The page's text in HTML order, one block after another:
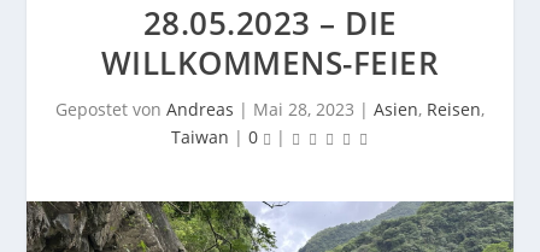
28.05.2023 – DIE
WILLKOMMENS-FEIER
Gepostet von Andreas | Mai 28, 2023 | Asien, Reisen,
Taiwan | 0 |